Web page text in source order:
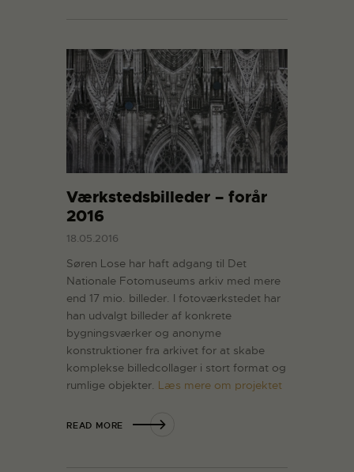
Værkstedsbilleder – forår
2016
18.05.2016
Søren Lose har haft adgang til Det
Nationale Fotomuseums arkiv med mere
end 17 mio. billeder. I fotoværkstedet har
han udvalgt billeder af konkrete
bygningsværker og anonyme
konstruktioner fra arkivet for at skabe
komplekse billedcollager i stort format og
rumlige objekter. Læs mere om projektet
READ MORE